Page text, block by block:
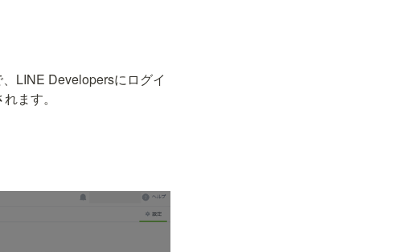
LINE Developersにログイ
ます。